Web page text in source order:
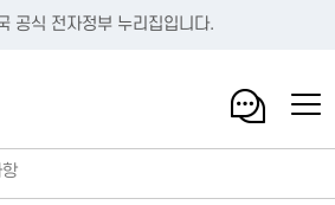
공식 전자정부 누리집입니다.